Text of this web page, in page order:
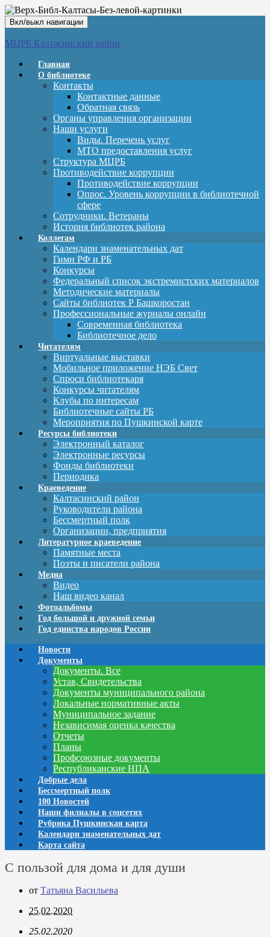
Вкл/выкл навигации
МЦРБ Калтасинский район
Главная
О библиотеке
Контакты
Контактные данные
Обратная связь
Органы управления организации
Наши услуги
Виды. Перечень услуг
МТО предоставления услуг
Структура МЦРБ
Противодействие коррупции
Противодействие коррупции
Опрос. Уровень коррупции в библиотечной
сфере
Сотрудники. Ветераны
История библиотек района
Коллегам
Календари знаменательных дат
Гимн РФ и РБ
Конкурсы
Федеральный список экстремистских материалов
Методические материалы
Сайты библиотек Р Башкоростан
Профессиональные журналы онлайн
Современная библиотека
Библиотечное дело
Читателям
Виртуальные выставки
Мобильное приложение НЭБ Свет
Спроси библиотекаря
Конкурсы читателям
Клубы по интересам
Библиотечные сайты РБ
Мероприятия по Пушкинской карте
Ресурсы библиотеки
Электронный каталог
Электронные ресурсы
Фонды библиотеки
Периодика
Краеведение
Калтасинский район
Руководители района
Бессмертный полк
Организации, предприятия
Литературное краеведение
Памятные места
Поэты и писатели района
Медиа
Видео
Наш видео канал
Фотоальбомы
Год большой и дружной семьи
Год единства народов России
Новости
Документы
Документы. Все
Устав, Свидетельства
Документы муниципального района
Локальные нормативные акты
Муниципальное задание
Независимая оценка качества
Отчеты
Планы
Профсоюзные документы
Республиканские НПА
Добрые дела
Бессмертный полк
100 Новостей
Наши филиалы в соцсетях
Рубрика Пушкинская карта
Календари знаменательных дат
Карта сайта
С пользой для дома и для души
от Татьяна Васильева
25.02.2020
25.02.2020